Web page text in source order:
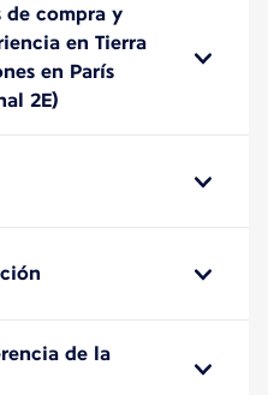
de compra y
en Tierra
en París
2E)
de la